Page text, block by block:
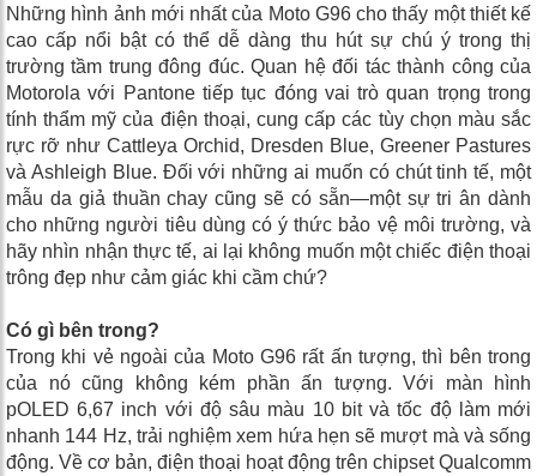
Những hình ảnh mới nhất của Moto G96 cho thấy một thiết kế
cao cấp nổi bật có thể dễ dàng thu hút sự chú ý trong thị
trường tầm trung đông đúc. Quan hệ đối tác thành công của
Motorola với Pantone tiếp tục đóng vai trò quan trọng trong
tính thẩm mỹ của điện thoại, cung cấp các tùy chọn màu sắc
rực rỡ như Cattleya Orchid, Dresden Blue, Greener Pastures
và Ashleigh Blue. Đối với những ai muốn có chút tinh tế, một
mẫu da giả thuần chay cũng sẽ có sẵn—một sự tri ân dành
cho những người tiêu dùng có ý thức bảo vệ môi trường, và
hãy nhìn nhận thực tế, ai lại không muốn một chiếc điện thoại
trông đẹp như cảm giác khi cầm chứ?
Có gì bên trong?
Trong khi vẻ ngoài của Moto G96 rất ấn tượng, thì bên trong
của nó cũng không kém phần ấn tượng. Với màn hình
pOLED 6,67 inch với độ sâu màu 10 bit và tốc độ làm mới
nhanh 144 Hz, trải nghiệm xem hứa hẹn sẽ mượt mà và sống
động. Về cơ bản, điện thoại hoạt động trên chipset Qualcomm